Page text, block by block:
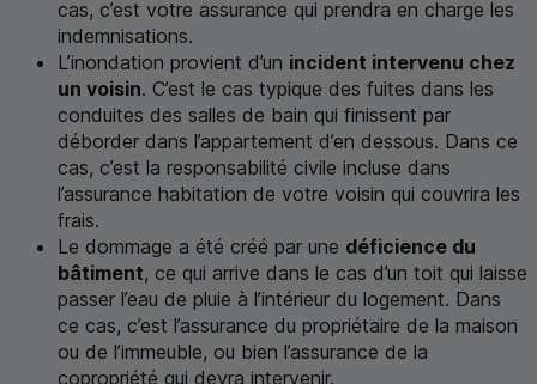
cas, c’est votre assurance qui prendra en charge les
indemnisations.
L’inondation provient d’un incident intervenu chez
un voisin. C’est le cas typique des fuites dans les
conduites des salles de bain qui finissent par
déborder dans l’appartement d’en dessous. Dans ce
cas, c’est la responsabilité civile incluse dans
l’assurance habitation de votre voisin qui couvrira les
frais.
Le dommage a été créé par une déficience du
bâtiment, ce qui arrive dans le cas d’un toit qui laisse
passer l’eau de pluie à l’intérieur du logement. Dans
ce cas, c’est l’assurance du propriétaire de la maison
ou de l’immeuble, ou bien l’assurance de la
copropriété qui devra intervenir.